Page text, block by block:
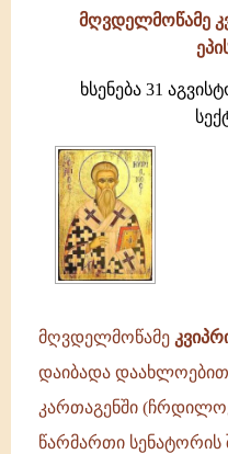
მღვდელმოწამე
ხსენება 31
მღვდელმოწამე
დაიბადა
კართაგენში
წარმართი სენატორის